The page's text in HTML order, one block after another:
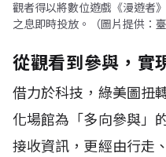
觀者得以將數位遊戲《漫遊者
之息即時投放。（圖片提供：
從觀看到參與，實
借力於科技，綠美圖扭
化場館為「多向參與」
接收資訊，更經由行走